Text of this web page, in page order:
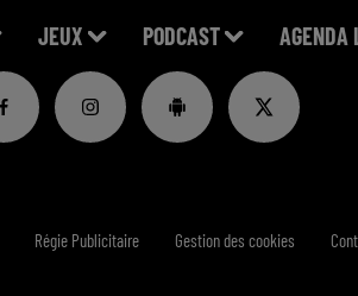
JEUX PODCAST AGENDA
Régie Publicitaire Gestion des cookies